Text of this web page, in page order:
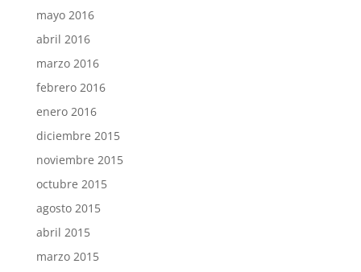
mayo 2016
abril 2016
marzo 2016
febrero 2016
enero 2016
diciembre 2015
noviembre 2015
octubre 2015
agosto 2015
abril 2015
marzo 2015